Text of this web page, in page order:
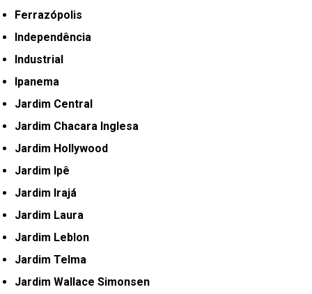
Ferrazópolis
Independência
Industrial
Ipanema
Jardim Central
Jardim Chacara Inglesa
Jardim Hollywood
Jardim Ipê
Jardim Irajá
Jardim Laura
Jardim Leblon
Jardim Telma
Jardim Wallace Simonsen